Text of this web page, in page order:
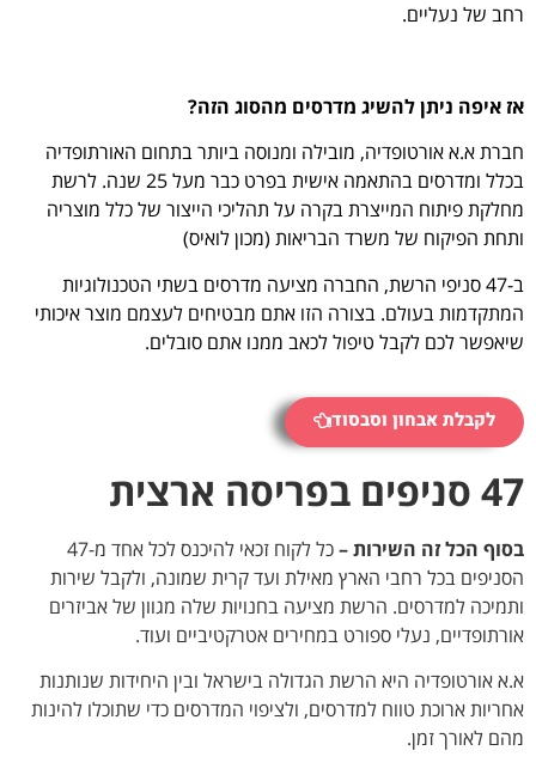
רחב של נעליים.
אז איפה ניתן להשיג מדרסים מהסוג הזה?
חברת א.א אורטופדיה, מובילה ומנוסה ביותר בתחום האורתופדיה
בכלל ומדרסים בהתאמה אישית בפרט כבר מעל 25 שנה. לרשת
מחלקת פיתוח המייצרת בקרה על תהליכי הייצור של כלל מוצריה
ותחת הפיקוח של משרד הבריאות (מכון לואיס)
ב-47 סניפי הרשת, החברה מציעה מדרסים בשתי הטכנולוגיות
המתקדמות בעולם. בצורה הזו אתם מבטיחים לעצמם מוצר איכותי
שיאפשר לכם לקבל טיפול לכאב ממנו אתם סובלים.
לקבלת אבחון וסבסוד
47 סניפים בפריסה ארצית
בסוף הכל זה השירות –
כל לקוח זכאי להיכנס לכל אחד מ-47
הסניפים בכל רחבי הארץ מאילת ועד קרית שמונה, ולקבל שירות
ותמיכה למדרסים. הרשת מציעה בחנויות שלה מגוון של אביזרים
אורתופדיים, נעלי ספורט במחירים אטרקטיביים ועוד.
א.א אורטופדיה היא הרשת הגדולה בישראל ובין היחידות שנותנות
אחריות ארוכת טווח למדרסים, ולציפוי המדרסים כדי שתוכלו להינות
מהם לאורך זמן.